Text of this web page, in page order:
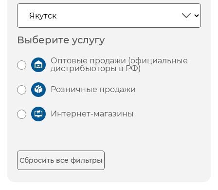
Выберите услугу
Оптовые продажи (официальные
дистрибьюторы в РФ)
Розничные продажи
Интернет-магазины
Сбросить все фильтры